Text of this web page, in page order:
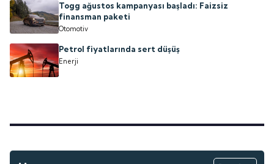
Togg ağustos kampanyası başladı: Faizsiz
finansman paketi
Otomotiv
Petrol fiyatlarında sert düşüş
Enerji